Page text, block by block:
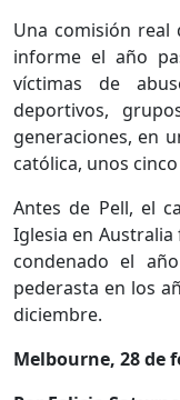
Una comisión real
informe el año
víctimas de
deportivos,
generaciones, en
católica, unos
Antes de Pell, el
Iglesia en Australia
condenado el
pederasta en los
diciembre.
Melbourne, 28 de